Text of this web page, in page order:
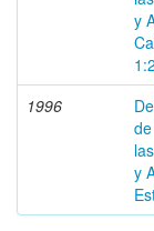
y
1996
y